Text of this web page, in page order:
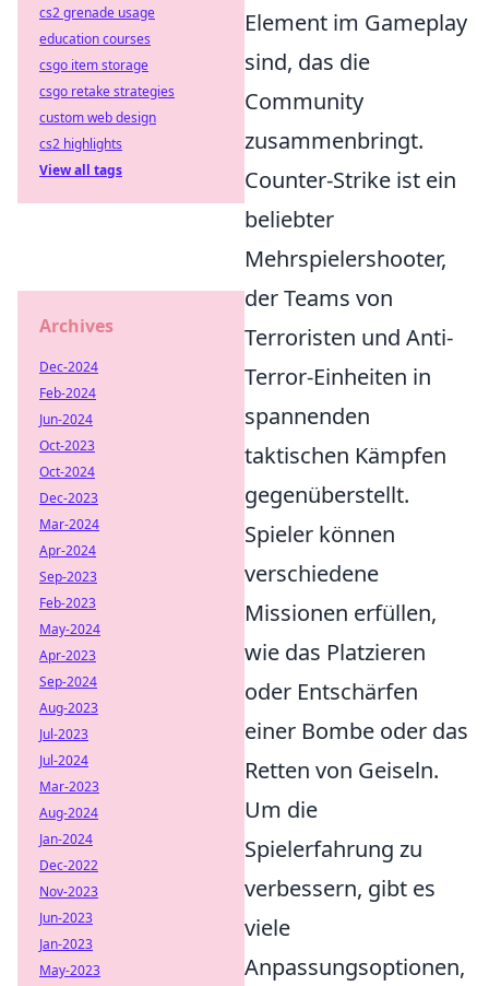
Element im Gameplay
sind, das die
Community
zusammenbringt.
Counter-Strike ist ein
beliebter
Mehrspielershooter,
der Teams von
Terroristen und Anti-
Terror-Einheiten in
spannenden
taktischen Kämpfen
gegenüberstellt.
Spieler können
verschiedene
Missionen erfüllen,
wie das Platzieren
oder Entschärfen
einer Bombe oder das
Retten von Geiseln.
Um die
Spielerfahrung zu
verbessern, gibt es
viele
Anpassungsoptionen,
cs2 grenade usage
education courses
csgo item storage
csgo retake strategies
custom web design
cs2 highlights
View all tags
Archives
Dec-2024
Feb-2024
Jun-2024
Oct-2023
Oct-2024
Dec-2023
Mar-2024
Apr-2024
Sep-2023
Feb-2023
May-2024
Apr-2023
Sep-2024
Aug-2023
Jul-2023
Jul-2024
Mar-2023
Aug-2024
Jan-2024
Dec-2022
Nov-2023
Jun-2023
Jan-2023
May-2023